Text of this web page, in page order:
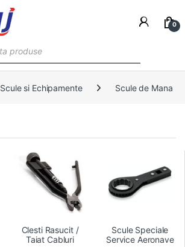
0
Scule si Echipamente Scule de Mana
Clesti Rasucit /
Taiat Cabluri
Scule Speciale
Service Aeronave